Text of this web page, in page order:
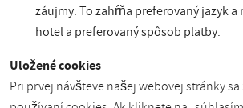
záujmy. To zahŕňa preferovaný jazyk
hotel a preferovaný spôsob platby.
Uložené cookies
Pri prvej návšteve našej webovej stránky